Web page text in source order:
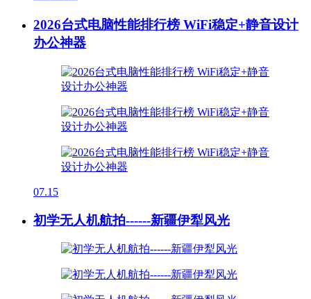
2026台式电脑性能排行榜 WiFi稳定+静音设计
办公神器
07.15
初学无人机航拍------新疆伊犁风光